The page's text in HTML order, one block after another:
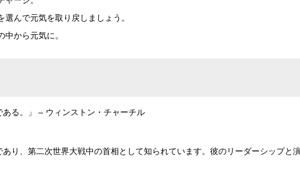
選んで元気を取り戻しましょう。
中から元気に。
ある。」 – ウィンストン・チャーチル
り、第二次世界大戦中の首相として知られています。彼のリーダーシップと